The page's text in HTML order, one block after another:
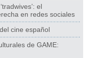
el
en redes sociales
cine español
de GAME: